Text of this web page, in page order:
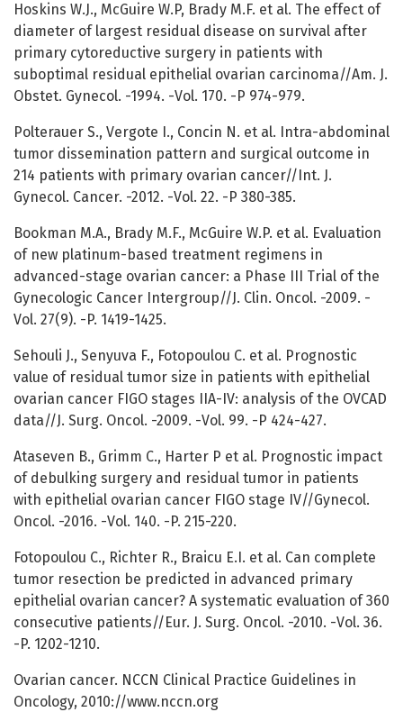
Hoskins W.J., McGuire W.P, Brady M.F. et al. The effect of
diameter of largest residual disease on survival after
primary cytoreductive surgery in patients with
suboptimal residual epithelial ovarian carcinoma//Am. J.
Obstet. Gynecol. -1994. -Vol. 170. -P 974-979.
Polterauer S., Vergote I., Concin N. et al. Intra-abdominal
tumor dissemination pattern and surgical outcome in
214 patients with primary ovarian cancer//Int. J.
Gynecol. Cancer. -2012. -Vol. 22. -P 380-385.
Bookman M.A., Brady M.F., McGuire W.P. et al. Evaluation
of new platinum-based treatment regimens in
advanced-stage ovarian cancer: a Phase III Trial of the
Gynecologic Cancer Intergroup//J. Clin. Oncol. -2009. -
Vol. 27(9). -P. 1419-1425.
Sehouli J., Senyuva F., Fotopoulou C. et al. Prognostic
value of residual tumor size in patients with epithelial
ovarian cancer FIGO stages IIA-IV: analysis of the OVCAD
data//J. Surg. Oncol. -2009. -Vol. 99. -P 424-427.
Ataseven B., Grimm C., Harter P et al. Prognostic impact
of debulking surgery and residual tumor in patients
with epithelial ovarian cancer FIGO stage IV//Gynecol.
Oncol. -2016. -Vol. 140. -P. 215-220.
Fotopoulou C., Richter R., Braicu E.I. et al. Can complete
tumor resection be predicted in advanced primary
epithelial ovarian cancer? A systematic evaluation of 360
consecutive patients//Eur. J. Surg. Oncol. -2010. -Vol. 36.
-P. 1202-1210.
Ovarian cancer. NCCN Clinical Practice Guidelines in
Oncology, 2010://www.nccn.org